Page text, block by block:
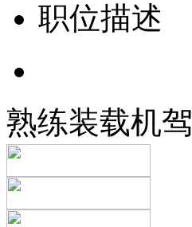
职位描述
熟练装载机